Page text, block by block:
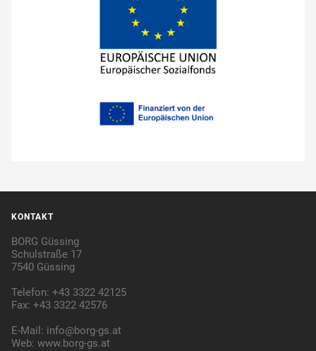
KONTAKT
BORG Güssing
Schulstraße 17
7540 Güssing
Telefon: +43 3322 42125
Fax: +43 3322 42576
E-Mail: info@borg-gs.at
Web:www.borg-gs.at